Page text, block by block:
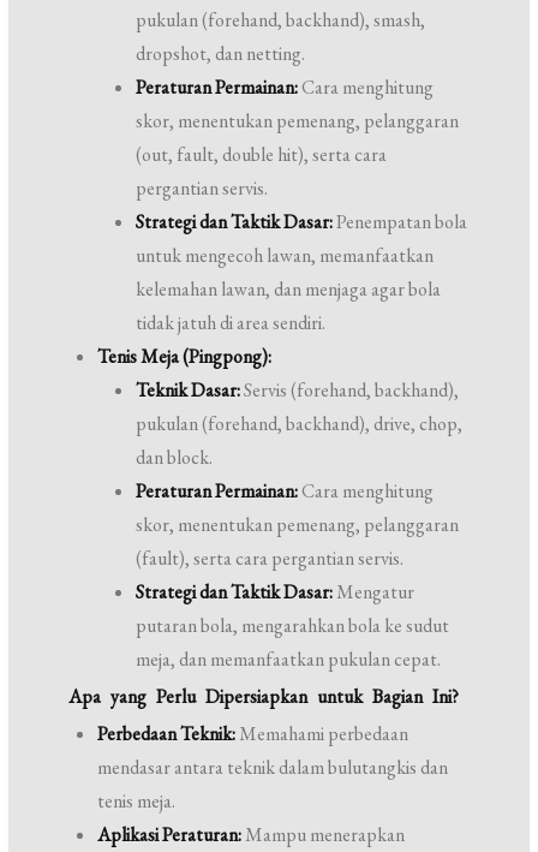
pukulan (forehand, backhand), smash,
dropshot, dan netting.
Peraturan Permainan:Cara menghitung
skor, menentukan pemenang, pelanggaran
(out, fault, double hit), serta cara
pergantian servis.
Strategi dan Taktik Dasar:Penempatan bola
untuk mengecoh lawan, memanfaatkan
kelemahan lawan, dan menjaga agar bola
tidak jatuh di area sendiri.
Tenis Meja (Pingpong):
Teknik Dasar:Servis (forehand, backhand),
pukulan (forehand, backhand), drive, chop,
dan block.
Peraturan Permainan:Cara menghitung
skor, menentukan pemenang, pelanggaran
(fault), serta cara pergantian servis.
Strategi dan Taktik Dasar:Mengatur
putaran bola, mengarahkan bola ke sudut
meja, dan memanfaatkan pukulan cepat.
Apa yang Perlu Dipersiapkan untuk Bagian Ini?
Perbedaan Teknik:Memahami perbedaan
mendasar antara teknik dalam bulutangkis dan
tenis meja.
Aplikasi Peraturan:Mampu menerapkan